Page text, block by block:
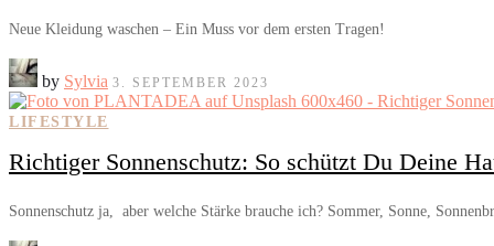
Neue Kleidung waschen – Ein Muss vor dem ersten Tragen!
by Sylvia 3. SEPTEMBER 2023
LIFESTYLE
Richtiger Sonnenschutz: So schützt Du Deine
Sonnenschutz ja, aber welche Stärke brauche ich? Sommer, Sonne,